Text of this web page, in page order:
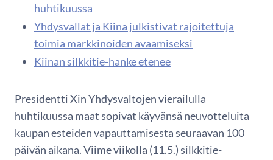
huhtikuussa
Yhdysvallat ja Kiina julkistivat rajoitettuja
toimia markkinoiden avaamiseksi
Kiinan silkkitie-hanke etenee
Presidentti Xin Yhdysvaltojen vierailulla
huhtikuussa maat sopivat käyvänsä neuvotteluita
kaupan esteiden vapauttamisesta seuraavan 100
päivän aikana. Viime viikolla (11.5.) silkkitie-